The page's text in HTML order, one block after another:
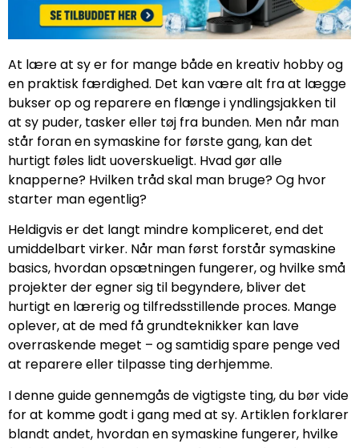
At lære at sy er for mange både en kreativ hobby og
en praktisk færdighed. Det kan være alt fra at lægge
bukser op og reparere en flænge i yndlingsjakken til
at sy puder, tasker eller tøj fra bunden. Men når man
står foran en symaskine for første gang, kan det
hurtigt føles lidt uoverskueligt. Hvad gør alle
knapperne? Hvilken tråd skal man bruge? Og hvor
starter man egentlig?
Heldigvis er det langt mindre kompliceret, end det
umiddelbart virker. Når man først forstår symaskine
basics, hvordan opsætningen fungerer, og hvilke små
projekter der egner sig til begyndere, bliver det
hurtigt en lærerig og tilfredsstillende proces. Mange
oplever, at de med få grundteknikker kan lave
overraskende meget – og samtidig spare penge ved
at reparere eller tilpasse ting derhjemme.
I denne guide gennemgås de vigtigste ting, du bør vide
for at komme godt i gang med at sy. Artiklen forklarer
blandt andet, hvordan en symaskine fungerer, hvilke